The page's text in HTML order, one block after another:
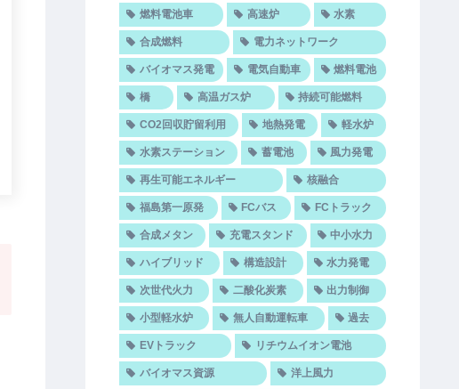
燃料電池車 高速炉 水素
合成燃料 電力ネットワーク
バイオマス発電 電気自動車 燃料電池
橋 高温ガス炉 持続可能燃料
CO2回収貯留利用 地熱発電 軽水炉
水素ステーション 蓄電池 風力発電
再生可能エネルギー 核融合
福島第一原発 FCバス FCトラック
合成メタン 充電スタンド 中小水力
ハイブリッド 構造設計 水力発電
次世代火力 二酸化炭素 出力制御
小型軽水炉 無人自動運転車 過去
EVトラック リチウムイオン電池
バイオマス資源 洋上風力